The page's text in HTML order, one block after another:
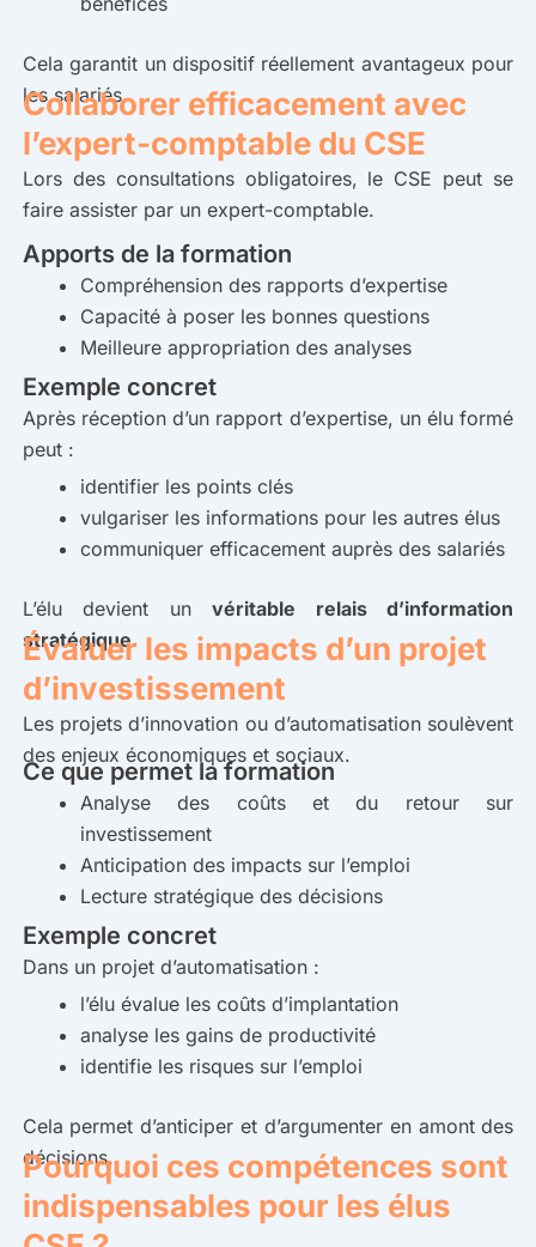
Cela garantit un dispositif réellement avantageux pour
les salariés.
Collaborer efficacement avec
l’expert-comptable du CSE
Lors des consultations obligatoires, le CSE peut se
faire assister par un expert-comptable.
Apports de la formation
Compréhension des rapports d’expertise
Capacité à poser les bonnes questions
Meilleure appropriation des analyses
Exemple concret
Après réception d’un rapport d’expertise, un élu formé
peut :
identifier les points clés
vulgariser les informations pour les autres élus
communiquer efficacement auprès des salariés
L’élu devient unvéritable relais d’information
stratégique.
Évaluer les impacts d’un projet
d’investissement
Les projets d’innovation ou d’automatisation soulèvent
des enjeux économiques et sociaux.
Ce que permet la formation
Analyse des coûts et du retour sur
investissement
Anticipation des impacts sur l’emploi
Lecture stratégique des décisions
Exemple concret
Dans un projet d’automatisation :
l’élu évalue les coûts d’implantation
analyse les gains de productivité
identifie les risques sur l’emploi
Cela permet d’anticiper et d’argumenter en amont des
décisions.
Pourquoi ces compétences sont
indispensables pour les élus